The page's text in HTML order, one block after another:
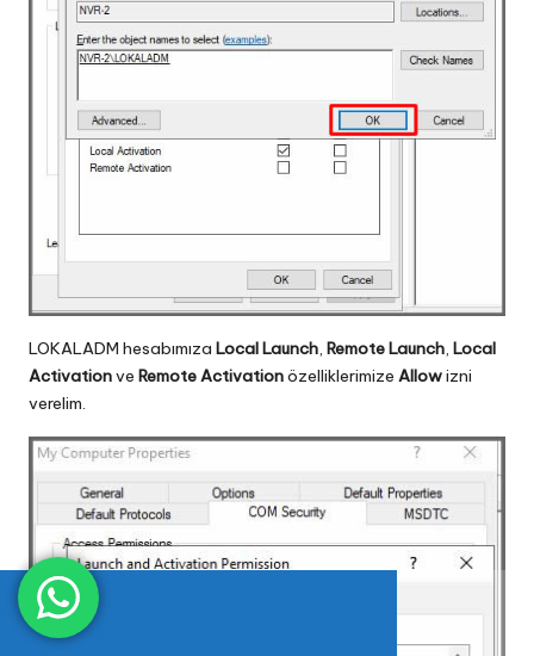
LOKALADM hesabımıza Local Launch, Remote Launch, Local
Activationve Remote Activationözelliklerimize Allowizni
verelim.